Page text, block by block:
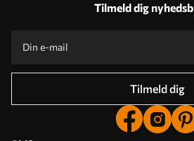
Tilmeld dig
Tilmeld dig